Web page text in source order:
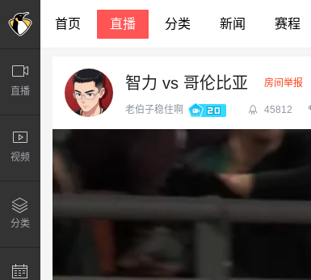
老伯子稳住啊直播间_老伯子稳住啊篮球直播_老伯子稳住啊篮球比赛视频
直播
视频
分类
首页 直播 分类 新闻 赛程
智力 vs 哥伦比亚 房间举报
老伯子稳住啊 45812